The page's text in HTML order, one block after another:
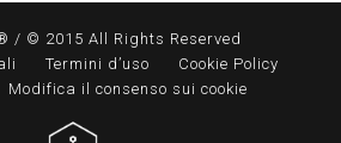
/ © 2015 All Rights Reserved
Termini d’uso
Cookie Policy
Modifica il consenso sui cookie